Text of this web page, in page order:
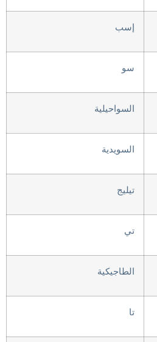
إسب
سو
السواحيلية
السويدية
تيليج
تي
الطاجيكية
تا